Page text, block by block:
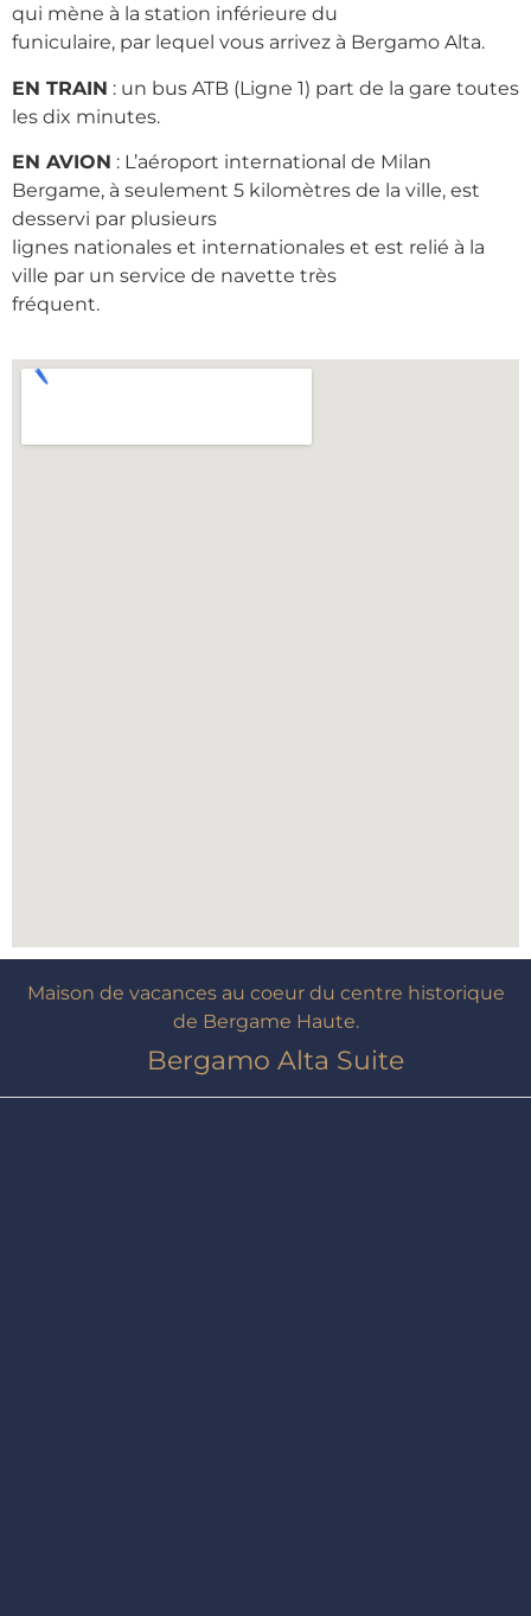
qui mène à la station inférieure du
funiculaire, par lequel vous arrivez à Bergamo Alta.
EN TRAIN : un bus ATB (Ligne 1) part de la gare toutes
les dix minutes.
EN AVION : L’aéroport international de Milan
Bergame, à seulement 5 kilomètres de la ville, est
desservi par plusieurs
lignes nationales et internationales et est relié à la
ville par un service de navette très
fréquent.
Maison de vacances au coeur du centre historique
de Bergame Haute.
Bergamo Alta Suite